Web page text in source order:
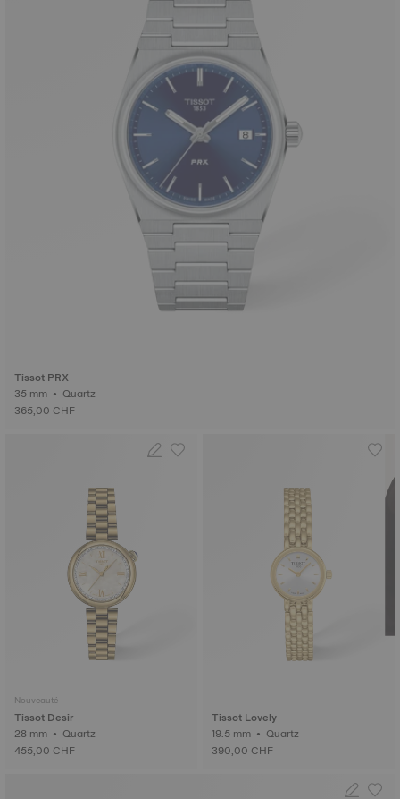
Tissot PRX
35 mm • Quartz
365,00 CHF
Nouveauté
Tissot Desir
28 mm • Quartz
455,00 CHF
Tissot Lovely
19.5 mm • Quartz
390,00 CHF